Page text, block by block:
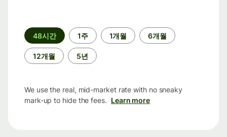
기
간
48시간 1주 1개월 6개월
12개월 5년
We use the real, mid-market rate with no sneaky
mark-up to hide the fees. Learn more